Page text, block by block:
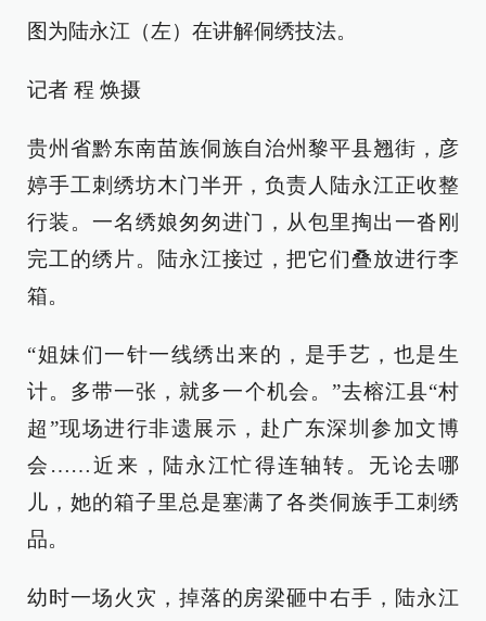
图为陆永江（左）在讲解侗绣技法。
记者 程 焕摄
贵州省黔东南苗族侗族自治州黎平县翘街，彦
婷手工刺绣坊木门半开，负责人陆永江正收整
行装。一名绣娘匆匆进门，从包里掏出一沓刚
完工的绣片。陆永江接过，把它们叠放进行李
箱。
“姐妹们一针一线绣出来的，是手艺，也是生
计。多带一张，就多一个机会。”去榕江县“村
超”现场进行非遗展示，赴广东深圳参加文博
会……近来，陆永江忙得连轴转。无论去哪
儿，她的箱子里总是塞满了各类侗族手工刺绣
品。
幼时一场火灾，掉落的房梁砸中右手，陆永江